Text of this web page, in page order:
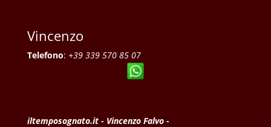
Vincenzo
Telefono: +39 339 570 85 07
iltemposognato.it - Vincenzo Falvo -